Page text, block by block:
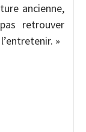
ancienne,
retrouver
»